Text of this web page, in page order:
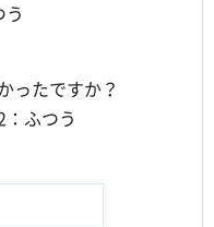
ったですか？
：ふつう